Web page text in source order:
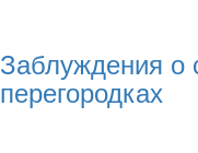
Заблуждения о
перегородках